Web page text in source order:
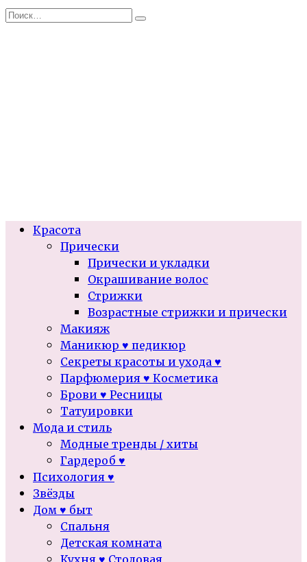
Перейти
Search
Красота
Прически
Прически и укладки
Окрашивание волос
Стрижки
Возрастные стрижки и прически
Макияж
Маникюр ♥ педикюр
Секреты красоты и ухода ♥
Парфюмерия ♥ Косметика
Брови ♥ Ресницы
Татуировки
Мода и стиль
Модные тренды / хиты
Гардероб ♥
Психология ♥
Звёзды
Дом ♥ быт
Спальня
Детская комната
Кухня ♥ Столовая